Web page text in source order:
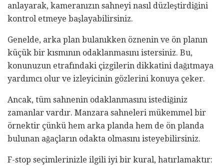
anlayarak, kameranızın sahneyi nasıl düzleştirdiğini
kontrol etmeye başlayabilirsiniz.
Genelde, arka plan bulanıkken öznenin ve ön planın
küçük bir kısmının odaklanmasını istersiniz. Bu,
konunuzun etrafındaki çizgilerin dikkatini dağıtmaya
yardımcı olur ve izleyicinin gözlerini konuya çeker.
Ancak, tüm sahnenin odaklanmasını istediğiniz
zamanlar vardır. Manzara sahneleri mükemmel bir
örnektir çünkü hem arka planda hem de ön planda
bulunan ağaçların odakta olmasını isteyebilirsiniz.
F-stop seçimlerinizle ilgili iyi bir kural, hatırlamaktır: